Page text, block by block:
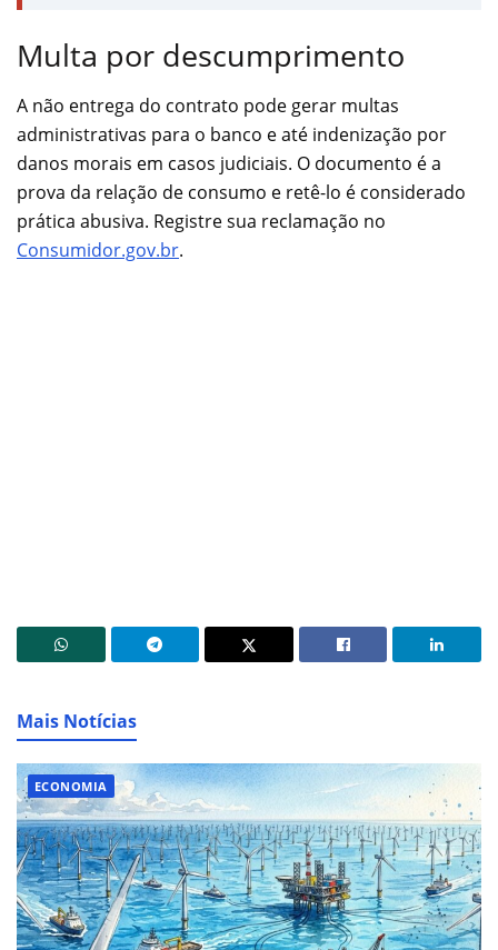
Multa por descumprimento
A não entrega do contrato pode gerar multas
administrativas para o banco e até indenização por
danos morais em casos judiciais. O documento é a
prova da relação de consumo e retê-lo é considerado
prática abusiva. Registre sua reclamação no
Consumidor.gov.br.
Mais Notícias
ECONOMIA